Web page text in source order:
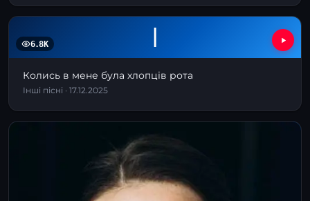
І
6.8K
Колись в мене була хлопців рота
Інші пісні · 17.12.2025